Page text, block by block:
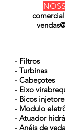
- Filtros
- Turbinas
- Cabeçotes
- Eixo
- Bicos
- Modulo
- Atuador
- Anéis de